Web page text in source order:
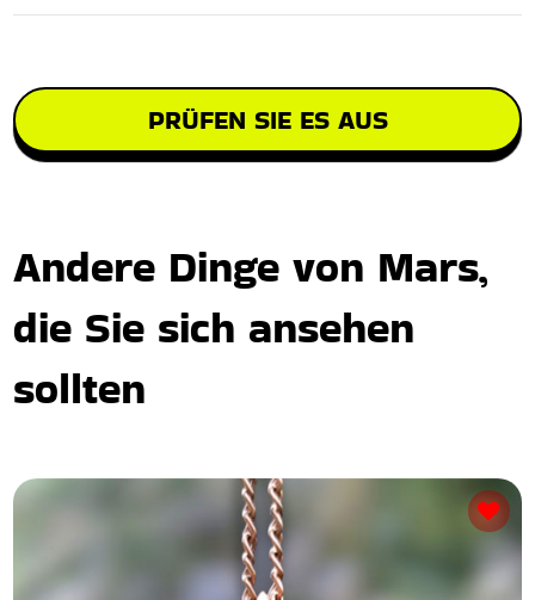
PRÜFEN SIE ES AUS
Andere Dinge von Mars,
die Sie sich ansehen
sollten